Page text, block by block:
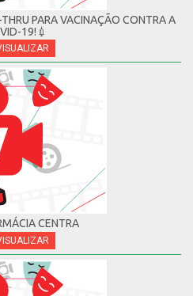
PARA VACINAÇÃO CONTRA A
19!💉
CENTRA